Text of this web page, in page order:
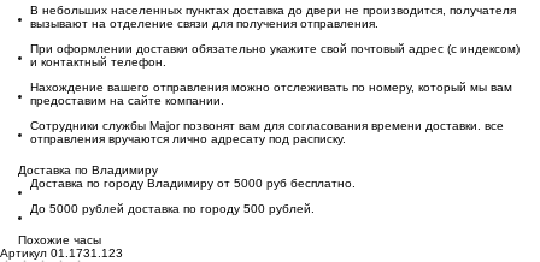
В небольших населенных пунктах доставка до двери не производится, получателя
вызывают на отделение связи для получения отправления.
При оформлении доставки обязательно укажите свой почтовый адрес (с индексом)
и контактный телефон.
Нахождение вашего отправления можно отслеживать по номеру, который мы вам
предоставим на сайте компании.
Сотрудники службы Major позвонят вам для согласования времени доставки. все
отправления вручаются лично адресату под расписку.
Доставка по Владимиру
Доставка по городу Владимиру от 5000 руб бесплатно.
До 5000 рублей доставка по городу 500 рублей.
Похожие часы
Артикул 01.1731.123